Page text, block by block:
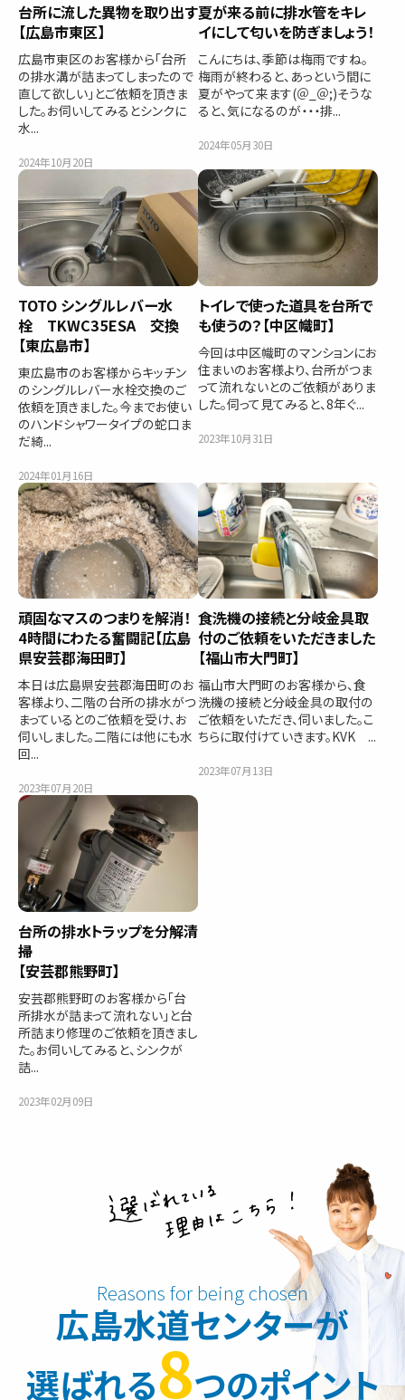
台所に流した異物を取り出す
【広島市東区】
広島市東区のお客様から「台所
の排水溝が詰まってしまったので
直して欲しい」とご依頼を頂きま
した。お伺いしてみるとシンクに
水...
2024年10月20日
夏が来る前に排水管をキレ
イにして匂いを防ぎましょう！
こんにちは、季節は梅雨ですね。
梅雨が終わると、あっという間に
夏がやって来ます(＠_＠;)そうな
ると、気になるのが・・・排...
2024年05月30日
TOTO シングルレバー水
栓 TKWC35ESA 交換
【東広島市】
東広島市のお客様からキッチン
のシングルレバー水栓交換のご
依頼を頂きました。今までお使い
のハンドシャワータイプの蛇口ま
だ綺...
2024年01月16日
トイレで使った道具を台所で
も使うの？【中区幟町】
今回は中区幟町のマンションにお
住まいのお客様より、台所がつま
って流れないとのご依頼がありま
した。伺って見てみると、8年ぐ...
2023年10月31日
頑固なマスのつまりを解消！
4時間にわたる奮闘記【広島
県安芸郡海田町】
本日は広島県安芸郡海田町のお
客様より、二階の台所の排水がつ
まっているとのご依頼を受け、お
伺いしました。二階には他にも水
回...
2023年07月20日
食洗機の接続と分岐金具取
付のご依頼をいただきました
【福山市大門町】
福山市大門町のお客様から、食
洗機の接続と分岐金具の取付の
ご依頼をいただき、伺いました。こ
ちらに取付けていきます。KVK ...
2023年07月13日
台所の排水トラップを分解清
掃
【安芸郡熊野町】
安芸郡熊野町のお客様から「台
所排水が詰まって流れない」と台
所詰まり修理のご依頼を頂きまし
た。お伺いしてみると、シンクが
詰...
2023年02月09日
広島水道センターが
選ばれる8つのポイント